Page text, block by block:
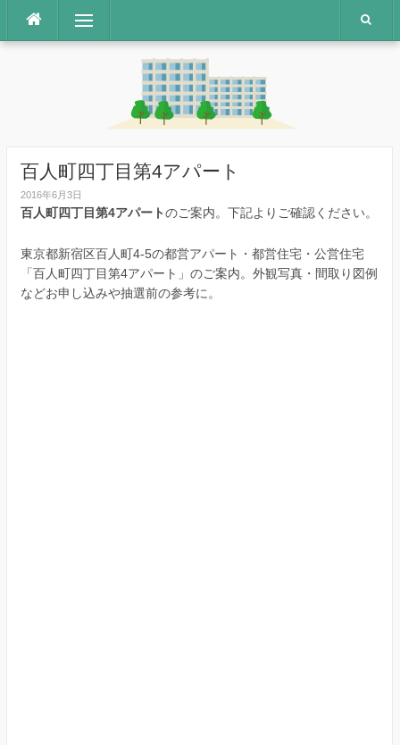
テ
メニュー
百人町四丁目第4アパート
2016年6月3日
百人町四丁目第4アパートのご案内。下記よりご確認ください。
東京都新宿区百人町4-5の都営アパート・都営住宅・公営住宅
「百人町四丁目第4アパート」のご案内。外観写真・間取り図例
などお申し込みや抽選前の参考に。